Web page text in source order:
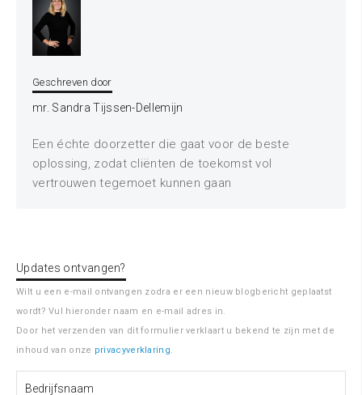
Geschreven door
mr. Sandra Tijssen-Dellemijn
Een échte doorzetter die gaat voor de beste
oplossing, zodat cliënten de toekomst vol
vertrouwen tegemoet kunnen gaan
Updates ontvangen?
Wilt u een e-mail ontvangen zodra er een nieuw blogbericht geplaatst
wordt? Vul hieronder naam en e-mail adres in.
Door het verzenden van dit formulier verklaart u bekend te zijn met de
inhoud van onze privacyverklaring.